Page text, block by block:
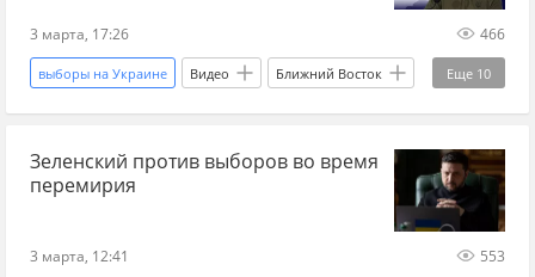
новости переговоров
3 марта, 17:26 466
Еще 10
выборы на Украине Видео Ближний Восток
Украина Киев Владимир Зеленский
Алексей Зубец Андрей Ермак
Александр Усик
Зеленский против выборов во время
перемирия
3 марта, 12:41 553